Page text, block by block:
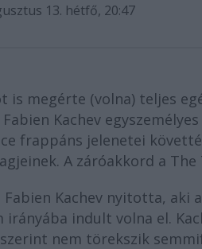
13. hétfő, 20:47
is megérte (volna) teljes
Fabien Kachev
frappáns jelenetei
A záróakkord a
Kachev nyitotta, aki
irányába indult volna el.
nem törekszik